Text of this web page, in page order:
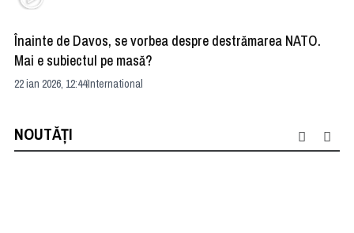
Înainte de Davos, se vorbea despre destrămarea NATO.
Mai e subiectul pe masă?
22 ian 2026, 12:44International
NOUTĂȚI